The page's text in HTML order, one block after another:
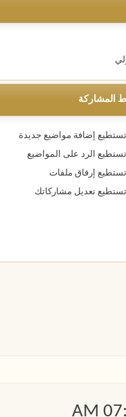
المشاركة
تستطيع إضافة مواضيع جديدة
تستطيع الرد على المواضيع
تستطيع إرفاق ملفات
تستطيع تعديل مشاركاتك